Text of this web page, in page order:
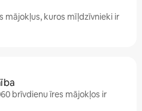
mājokļus, kuros mīļdzīvnieki ir
brīvdienu īres mājokļos ir